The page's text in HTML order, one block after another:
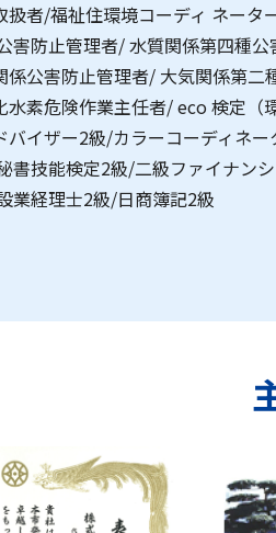
者/福祉住環境コーディ ネータ
害防止管理者/ 水質関係第四種公
公害防止管理者/ 大気関係第二
素危険作業主任者/ eco 検定（
バイザー2級/カラーコーディネ
書技能検定2級/二級ファイナン
業経理士2級/日商簿記2級